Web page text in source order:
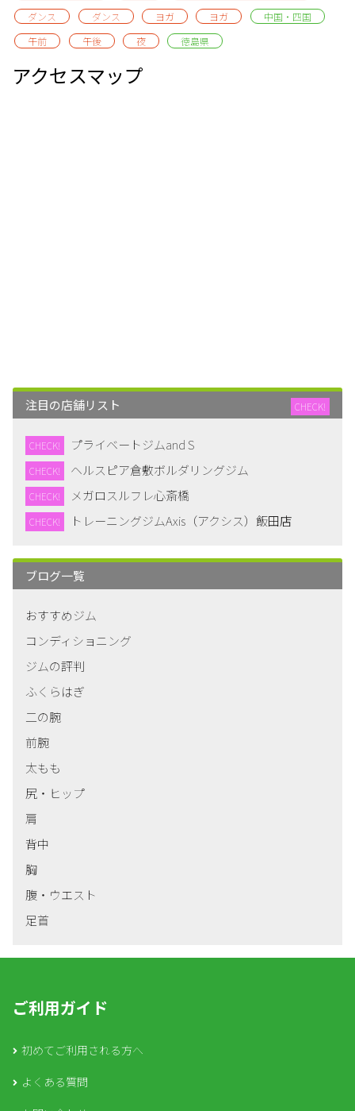
ダンス
ダンス ヨガ ヨガ
中国・四国
午前
午後 夜 徳島県
アクセスマップ
注目の店舗リスト CHECK!
CHECK! プライベートジムand S
CHECK! ヘルスピア倉敷ボルダリングジム
CHECK! メガロスルフレ心斎橋
CHECK! トレーニングジムAxis（アクシス）飯田店
ブログ一覧
おすすめジム
コンディショニング
ジムの評判
ふくらはぎ
二の腕
前腕
太もも
尻・ヒップ
肩
背中
胸
腹・ウエスト
足首
ご利用ガイド
初めてご利用される方へ
よくある質問